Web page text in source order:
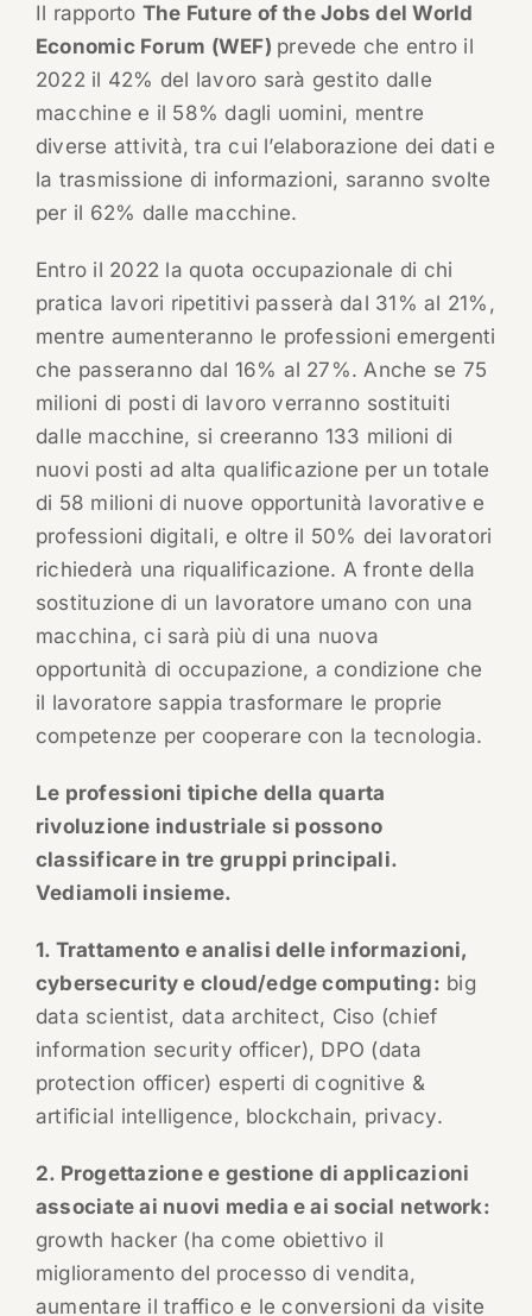
Il rapporto The Future of the Jobs del World
Economic Forum (WEF) prevede che entro il
2022 il 42% del lavoro sarà gestito dalle
macchine e il 58% dagli uomini, mentre
diverse attività, tra cui l’elaborazione dei dati e
la trasmissione di informazioni, saranno svolte
per il 62% dalle macchine.
Entro il 2022 la quota occupazionale di chi
pratica lavori ripetitivi passerà dal 31% al 21%,
mentre aumenteranno le professioni emergenti
che passeranno dal 16% al 27%. Anche se 75
milioni di posti di lavoro verranno sostituiti
dalle macchine, si creeranno 133 milioni di
nuovi posti ad alta qualificazione per un totale
di 58 milioni di nuove opportunità lavorative e
professioni digitali, e oltre il 50% dei lavoratori
richiederà una riqualificazione. A fronte della
sostituzione di un lavoratore umano con una
macchina, ci sarà più di una nuova
opportunità di occupazione, a condizione che
il lavoratore sappia trasformare le proprie
competenze per cooperare con la tecnologia.
Le professioni tipiche della quarta
rivoluzione industriale si possono
classificare in tre gruppi principali.
Vediamoli insieme.
1. Trattamento e analisi delle informazioni,
cybersecurity e cloud/edge computing: big
data scientist, data architect, Ciso (chief
information security officer), DPO (data
protection officer) esperti di cognitive &
artificial intelligence, blockchain, privacy.
2. Progettazione e gestione di applicazioni
associate ai nuovi media e ai social network:
growth hacker (ha come obiettivo il
miglioramento del processo di vendita,
aumentare il traffico e le conversioni da visite